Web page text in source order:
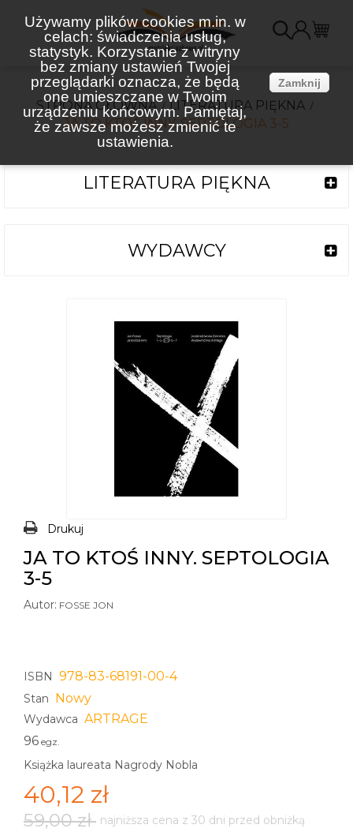
Używamy plików cookies m.in. w
celach: świadczenia usług,
statystyk. Korzystanie z witryny
bez zmiany ustawień Twojej
przeglądarki oznacza, że będą
one umieszczane w Twoim
urządzeniu końcowym. Pamiętaj,
że zawsze możesz zmienić te
ustawienia.
Zamknij
STRONA GŁÓWNA
LITERATURA PIĘKNA
JA TO KTOŚ INNY. SEPTOLOGIA 3-5
LITERATURA PIĘKNA
WYDAWCY
Drukuj
JA TO KTOŚ INNY. SEPTOLOGIA
3-5
Autor: FOSSE JON
ISBN 978-83-68191-00-4
Stan Nowy
Wydawca ARTRAGE
96 egz.
Książka laureata Nagrody Nobla
40,12 zł
59,00 zł najniższa cena z 30 dni przed obniżką